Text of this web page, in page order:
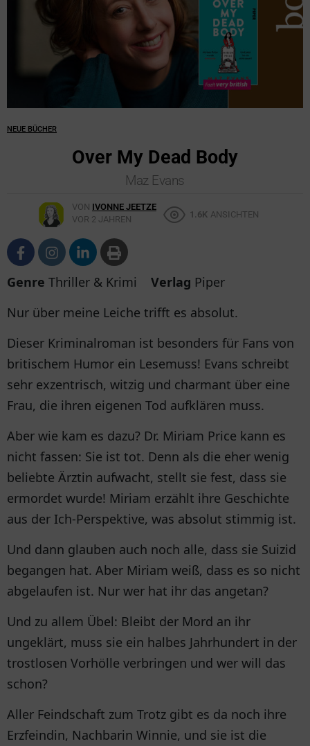
NEUE BÜCHER
Over My Dead Body
Maz Evans
VON IVONNE JEETZE
VOR 2 JAHREN
1.6K ANSICHTEN
Genre Thriller & Krimi Verlag Piper
Nur über meine Leiche trifft es absolut.
Dieser Kriminalroman ist besonders für Fans von
britischem Humor ein Lesemuss! Evans schreibt
sehr exzentrisch, witzig und charmant über eine
Frau, die ihren eigenen Tod aufklären muss.
Aber wie kam es dazu? Dr. Miriam Price kann es
nicht fassen: Sie ist tot. Denn als die eher wenig
beliebte Ärztin aufwacht, stellt sie fest, dass sie
ermordet wurde! Miriam erzählt ihre Geschichte
aus der Ich-Perspektive, was absolut stimmig ist.
Und dann glauben auch noch alle, dass sie Suizid
begangen hat. Aber Miriam weiß, dass es so nicht
abgelaufen ist. Nur wer hat ihr das angetan?
Und zu allem Übel: Bleibt der Mord an ihr
ungeklärt, muss sie ein halbes Jahrhundert in der
trostlosen Vorhölle verbringen und wer will das
schon?
Aller Feindschaft zum Trotz gibt es da noch ihre
Erzfeindin, Nachbarin Winnie, und sie ist die